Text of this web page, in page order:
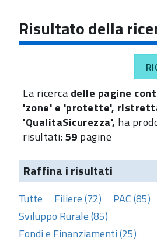
navigazione
Risultato della
La ricerca delle pagine
'zone' e 'protette',
'QualitaSicurezza', ha
risultati:59 pagine
Raffina i risultati
Tutte Filiere (72)
PAC (85)
Sviluppo Rurale (85)
Fondi e Finanziamenti (25)